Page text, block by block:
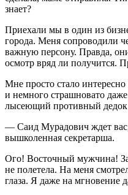
знает?
Приехали мы в один из
города. Меня сопроводили
важную персону. Правда,
осмотр вряд ли получится.
Мне просто стало интересно
и немного страшновато
лысеющий противный
— Саид Мурадович ждет
вышколенная секретарша.
Ого! Восточный мужчина!
не полетела. На меня
глаза. Я даже на мгновение